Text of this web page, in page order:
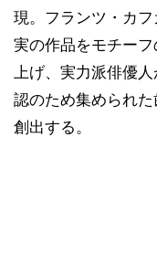
現。フランツ・カ
実の作品をモチー
上げ、実力派俳優
認のため集められ
創出する。